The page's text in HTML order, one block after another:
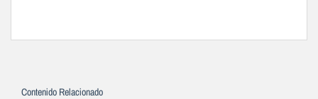
Contenido Relacionado